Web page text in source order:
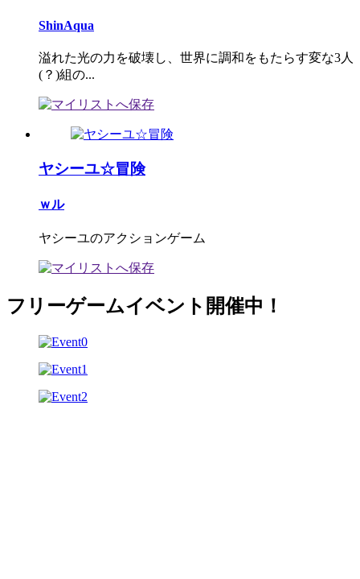
ShinAqua
溢れた光の力を破壊し、世界に調和をもたらす変な3人
(？)組の...
ヤシーユ☆冒険
ｗル
ヤシーユのアクションゲーム
フリーゲームイベント開催中！